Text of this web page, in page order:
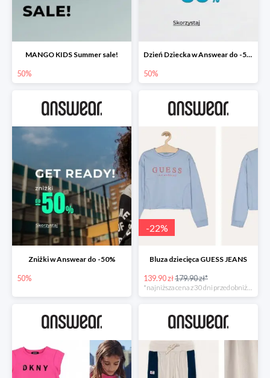
MANGO KIDS Summer sale!
50%
Dzień Dziecka w Answear do -50%
50%
Zniżki w Answear do -50%
50%
-22%
Bluza dziecięca GUESS JEANS
139.90 zł179.90 zł*